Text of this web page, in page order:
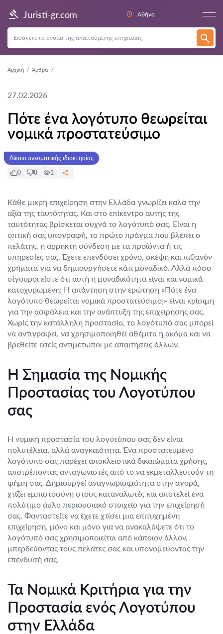
Juristi-gr.com Αθήνα
Αρχική Άρθρα
27.02.2026
Πότε ένα λογότυπο θεωρείται
νομικά προστατεύσιμο
Δίκαιο πνευματικής ιδιοκτησίας
0
0 1
Κάθε μικρή επιχείρηση στην Ελλάδα γνωρίζει καλά την
αξία της ταυτότητας. Και στο επίκεντρο αυτής της
ταυτότητας βρίσκεται συχνά το λογότυπό σας. Είναι η
οπτική σας υπογραφή, το πρώτο πράγμα που βλέπει ο
πελάτης, η άρρηκτη σύνδεση με τα προϊόντα ή τις
υπηρεσίες σας. Έχετε επενδύσει χρόνο, σκέψη και πιθανόν
χρήματα για να δημιουργήσετε κάτι μοναδικό. Αλλά πόσο
σίγουροι είστε ότι αυτή η μοναδικότητα είναι και νομικά
κατοχυρωμένη; Η απάντηση στην ερώτηση «Πότε ένα
λογότυπο θεωρείται νομικά προστατεύσιμο;» είναι κρίσιμη
για την ασφάλεια και την ανάπτυξη της επιχείρησής σας.
Χωρίς την κατάλληλη προστασία, το λογότυπό σας μπορεί
να αντιγραφεί, να χρησιμοποιηθεί αθέμιτα ή ακόμα και να
βρεθείτε εσείς αντιμέτωποι με απαιτήσεις άλλων.
Η Σημασία της Νομικής
Προστασίας του Λογοτύπου
σας
Η νομική προστασία του λογοτύπου σας δεν είναι
πολυτέλεια, αλλά αναγκαιότητα. Ένα προστατευμένο
λογότυπο σας παρέχει αποκλειστικά δικαιώματα χρήσης,
αποτρέποντας ανταγωνιστές από το να εκμεταλλευτούν τη
φήμη σας. Δημιουργεί αναγνωρισιμότητα στην αγορά,
χτίζει εμπιστοσύνη στους καταναλωτές και αποτελεί ένα
πολύτιμο άυλο περιουσιακό στοιχείο για την επιχείρησή
σας. Φανταστείτε να έχετε χτίσει μια επιτυχημένη
επιχείρηση, μόνο και μόνο για να ανακαλύψετε ότι το
λογότυπό σας χρησιμοποιείται από κάποιον άλλον,
μπερδεύοντας τους πελάτες σας και υπονομεύοντας την
επένδυσή σας.
Τα Νομικά Κριτήρια για την
Προστασία ενός Λογοτύπου
στην Ελλάδα